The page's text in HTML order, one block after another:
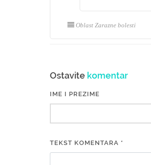
Oblast Zarazne bolesti
Ostavite komentar
IME I PREZIME
TEKST KOMENTARA *